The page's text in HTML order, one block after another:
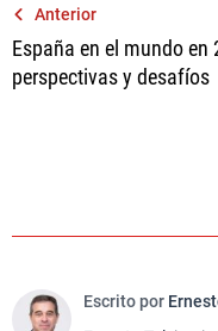
Navegación
de
entradas
Anterior
España en el mundo en
perspectivas y desafíos
Escrito por